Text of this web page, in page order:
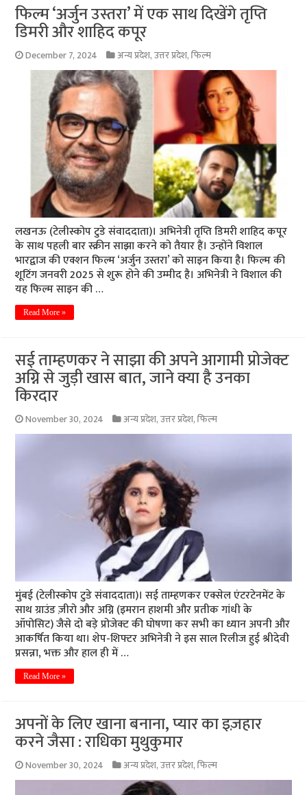
फिल्म ‘अर्जुन उस्तरा’ में एक साथ दिखेंगे तृप्ति
डिमरी और शाहिद कपूर
December 7, 2024 अन्य प्रदेश,उत्तर प्रदेश,फिल्म
लखनऊ (टेलीस्कोप टुडे संवाददाता)। अभिनेत्री तृप्ति डिमरी शाहिद कपूर
के साथ पहली बार स्क्रीन साझा करने को तैयार हैं। उन्होंने विशाल
भारद्वाज की एक्शन फिल्म ‘अर्जुन उस्तरा’ को साइन किया है। फिल्म की
शूटिंग जनवरी 2025 से शुरू होने की उम्मीद है। अभिनेत्री ने विशाल की
यह फिल्म साइन की …
Read More »
सई ताम्हणकर ने साझा की अपने आगामी प्रोजेक्ट
अग्नि से जुड़ी खास बात, जाने क्या है उनका
किरदार
November 30, 2024 अन्य प्रदेश,उत्तर प्रदेश,फिल्म
मुंबई (टेलीस्कोप टुडे संवाददाता)। सई ताम्हणकर एक्सेल एंटरटेनमेंट के
साथ ग्राउंड ज़ीरो और अग्नि (इमरान हाशमी और प्रतीक गांधी के
ऑपोसिट) जैसे दो बड़े प्रोजेक्ट की घोषणा कर सभी का ध्यान अपनी और
आकर्षित किया था। शेप-शिफ्टर अभिनेत्री ने इस साल रिलीज हुई श्रीदेवी
प्रसन्ना, भक्त और हाल ही में …
Read More »
अपनों के लिए खाना बनाना, प्यार का इज़हार
करने जैसा : राधिका मुथुकुमार
November 30, 2024 अन्य प्रदेश,उत्तर प्रदेश,फिल्म